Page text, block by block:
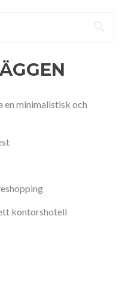
en minimalistisk och
kontorshotell